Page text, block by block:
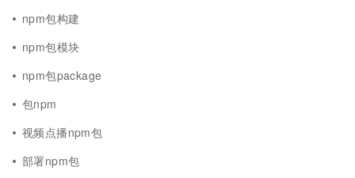
npm包构建
npm包模块
npm包package
包npm
视频点播npm包
部署npm包